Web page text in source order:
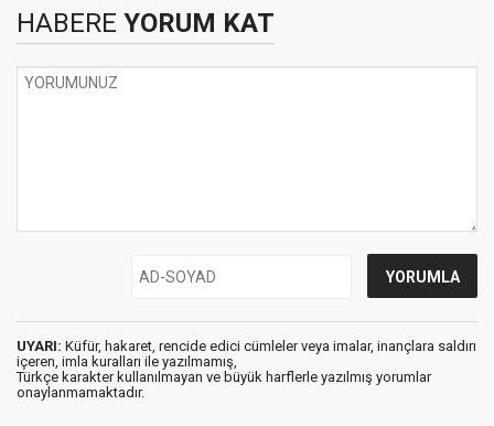
HABERE YORUM KAT
UYARI: Küfür, hakaret, rencide edici cümleler veya imalar, inançlara saldırı
içeren, imla kuralları ile yazılmamış,
Türkçe karakter kullanılmayan ve büyük harflerle yazılmış yorumlar
onaylanmamaktadır.